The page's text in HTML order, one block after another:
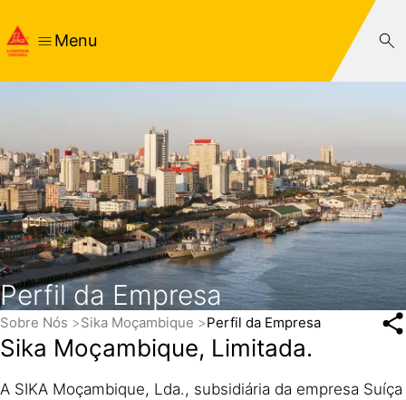
Menu
Perfil da Empresa
Sobre Nós Sika Moçambique Perfil da Empresa
Sika Moçambique, Limitada.
A SIKA Moçambique, Lda., subsidiária da empresa Suíça